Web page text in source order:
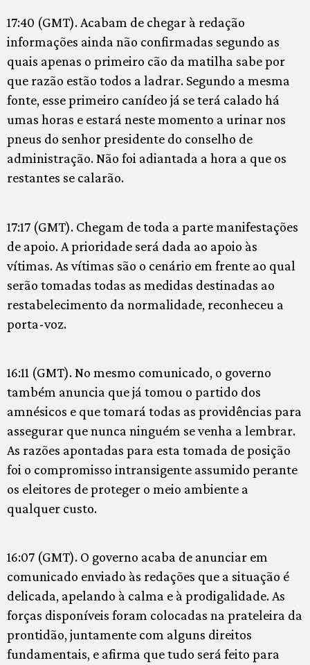
17:40 (GMT). Acabam de chegar à redação
informações ainda não confirmadas segundo as
quais apenas o primeiro cão da matilha sabe por
que razão estão todos a ladrar. Segundo a mesma
fonte, esse primeiro canídeo já se terá calado há
umas horas e estará neste momento a urinar nos
pneus do senhor presidente do conselho de
administração. Não foi adiantada a hora a que os
restantes se calarão.
17:17 (GMT). Chegam de toda a parte manifestações
de apoio. A prioridade será dada ao apoio às
vítimas. As vítimas são o cenário em frente ao qual
serão tomadas todas as medidas destinadas ao
restabelecimento da normalidade, reconheceu a
porta-voz.
16:11 (GMT). No mesmo comunicado, o governo
também anuncia que já tomou o partido dos
amnésicos e que tomará todas as providências para
assegurar que nunca ninguém se venha a lembrar.
As razões apontadas para esta tomada de posição
foi o compromisso intransigente assumido perante
os eleitores de proteger o meio ambiente a
qualquer custo.
16:07 (GMT). O governo acaba de anunciar em
comunicado enviado às redações que a situação é
delicada, apelando à calma e à prodigalidade. As
forças disponíveis foram colocadas na prateleira da
prontidão, juntamente com alguns direitos
fundamentais, e afirma que tudo será feito para